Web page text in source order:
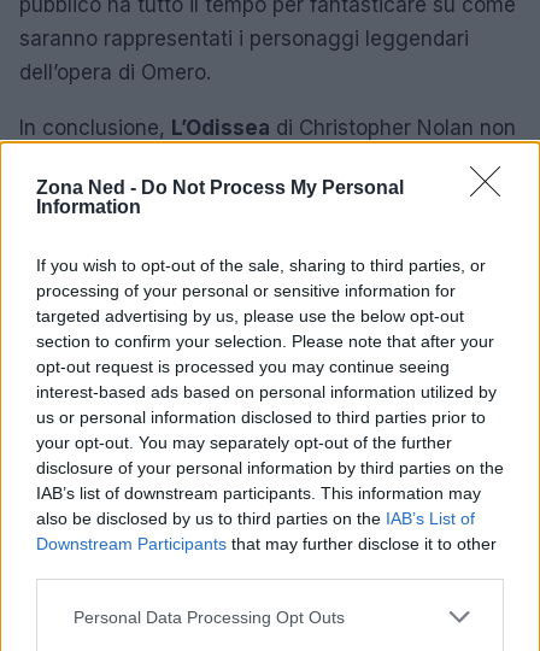
Zona Ned - Do Not Process My Personal
Information
If you wish to opt-out of the sale, sharing to third parties, or
processing of your personal or sensitive information for
targeted advertising by us, please use the below opt-out
section to confirm your selection. Please note that after your
opt-out request is processed you may continue seeing
interest-based ads based on personal information utilized by
us or personal information disclosed to third parties prior to
your opt-out. You may separately opt-out of the further
disclosure of your personal information by third parties on the
IAB’s list of downstream participants. This information may
also be disclosed by us to third parties on the IAB’s List of
Downstream Participants that may further disclose it to other
Please note that this website/app uses one or more Google
Personal Data Processing Opt Outs
saranno rappresentati i personaggi leggendari
dell’opera di Omero.
In conclusione, L’Odissea di Christopher Nolan non
promette di ridefinire l’epica cinematografica. Con
aspettiamo un’interpretazione che sarà tanto
visivamente sbalorditiva quanto narrativamente
coinvolgente. Non resta che attendere con
trepidazione l’uscita, che si preannuncia come uno
dei momenti più significativi del cinema
contemporaneo.
AUTORE
Staff